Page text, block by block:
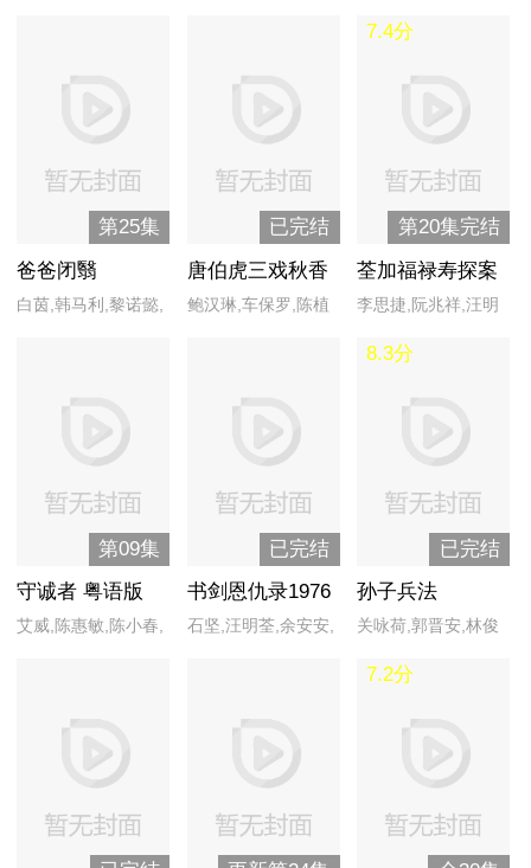
浩然,王智德,张洁莲,
智远,张东升,张茜,张
卫健,郑国霖,卓凡
洪凌,黄晶玲,黄俊雄,
黎沸挥,黎格欣,梁嘉
靖,林昭婷,戚玉武,谢
芷萱,徐鸣杰,许瑞奇,
杨世彬,郑六月,郑颖,
朱秀凤,卓芳娴
第25集
爸爸闭翳
白茵,韩马利,黎诺懿,
雨,向海岚,杨茜尧
已完结
唐伯虎三戏秋香
鲍汉琳,车保罗,陈植
刘纬民,麦天恩,阮令
涛,禢素霞,唐若青,吴
刚,吴桐,萧山仁,徐宝
凤,许英秀,余安安,张
第20集完结
7.4分
荃加福禄寿探案
普通话版
李思捷,阮兆祥,汪明
第09集
守诚者 粤语版
艾威,陈惠敏,陈小春,
廷,李子雄,任达华,隋
凯,汤加文,汤镇业,吴
嘉龙,伍咏薇,熊黛林,
张国强
已完结
书剑恩仇录1976
石坚,汪明荃,余安安,
已完结
8.3分
孙子兵法
关咏荷,郭晋安,林俊
7.2分